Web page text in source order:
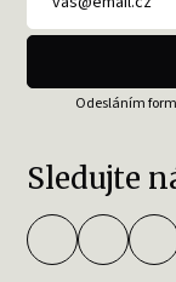
Odesláním
Sledujte